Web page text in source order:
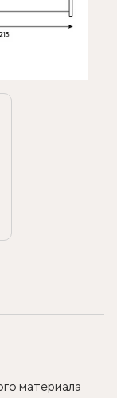
материала